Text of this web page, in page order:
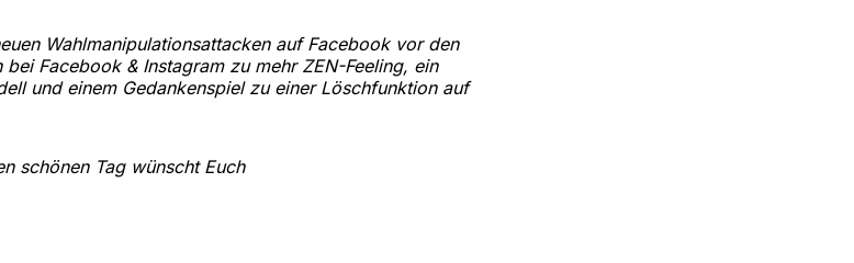
Wahlmanipulationsattacken auf Facebook vor den
Facebook & Instagram zu mehr ZEN-Feeling, ein
und einem Gedankenspiel zu einer Löschfunktion auf
schönen Tag wünscht Euch